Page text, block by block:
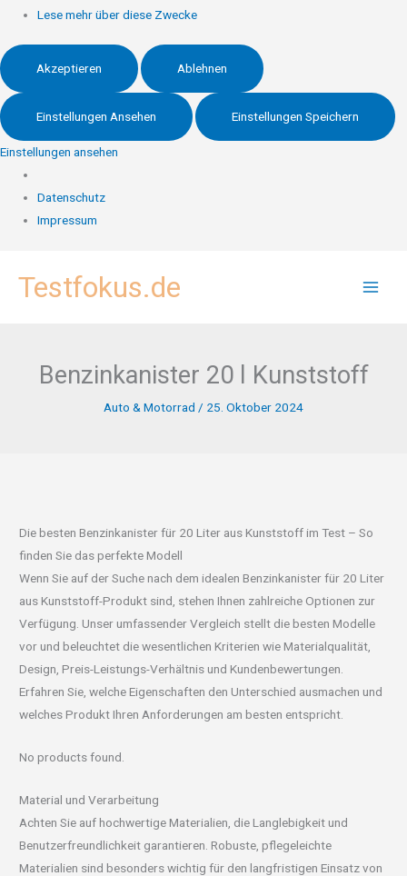
Lese mehr über diese Zwecke
Akzeptieren Ablehnen
Einstellungen Ansehen Einstellungen Speichern
Einstellungen ansehen
Datenschutz
Impressum
InhaltTestfokus.de
Benzinkanister 20 l Kunststoff
Auto & Motorrad / 25. Oktober 2024
Die besten Benzinkanister für 20 Liter aus Kunststoff im Test – So
finden Sie das perfekte Modell
Wenn Sie auf der Suche nach dem idealen Benzinkanister für 20 Liter
aus Kunststoff-Produkt sind, stehen Ihnen zahlreiche Optionen zur
Verfügung. Unser umfassender Vergleich stellt die besten Modelle
vor und beleuchtet die wesentlichen Kriterien wie Materialqualität,
Design, Preis-Leistungs-Verhältnis und Kundenbewertungen.
Erfahren Sie, welche Eigenschaften den Unterschied ausmachen und
welches Produkt Ihren Anforderungen am besten entspricht.
No products found.
Material und Verarbeitung
Achten Sie auf hochwertige Materialien, die Langlebigkeit und
Benutzerfreundlichkeit garantieren. Robuste, pflegeleichte
Materialien sind besonders wichtig für den langfristigen Einsatz von